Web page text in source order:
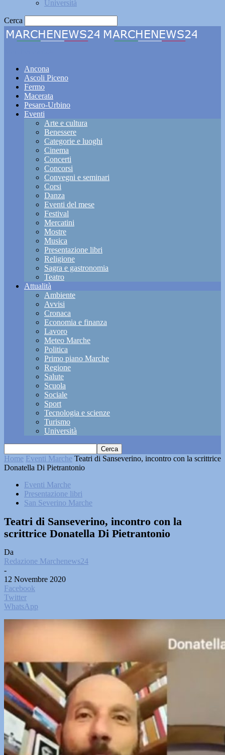
Università
Cerca
Ancona
Ascoli Piceno
Fermo
Macerata
Pesaro-Urbino
Eventi
Arte e cultura
Benessere
Categorie e luoghi
Cinema
Concerti
Concorsi
Convegni e seminari
Corsi
Danza
Eventi del mese
Festival
Mercatini
Mostre
Musica
Presentazione libri
Religione
Sagra e gastronomia
Teatro
Attualità
Ambiente
Avvisi
Cronaca
Economia e finanza
Lavoro
Meteo Marche
Politica
Primo piano Marche
Regione
Salute
Scuola
Sociale
Sport
Tecnologia e scienze
Turismo
Università
Home Eventi Marche Teatri di Sanseverino, incontro con la scrittrice
Donatella Di Pietrantonio
Eventi Marche
Presentazione libri
San Severino Marche
Teatri di Sanseverino, incontro con la
scrittrice Donatella Di Pietrantonio
Da
Redazione Marchenews24
-
12 Novembre 2020
Facebook
Twitter
WhatsApp